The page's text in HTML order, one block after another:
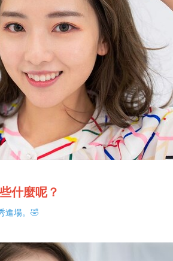
什麼呢？
進場。🤣